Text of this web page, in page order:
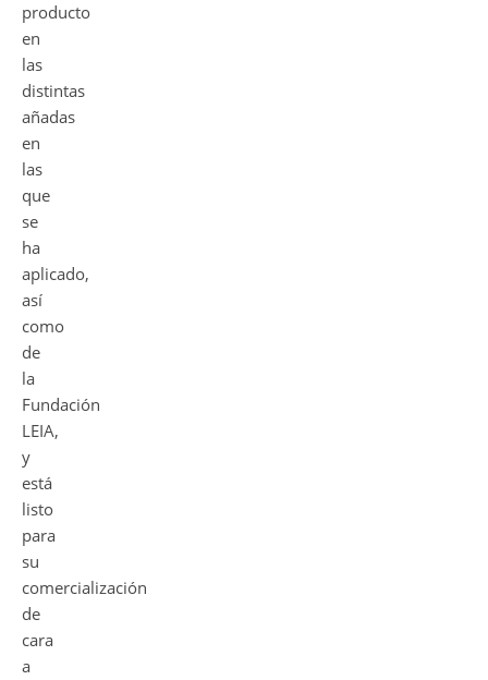
producto
en
las
distintas
añadas
en
las
que
se
ha
aplicado,
así
como
de
la
Fundación
LEIA,
y
está
listo
para
su
comercialización
de
cara
a